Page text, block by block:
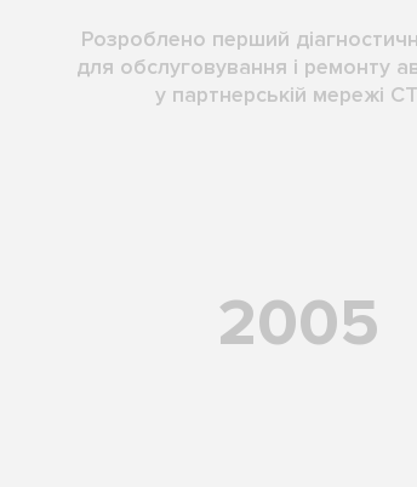
Розроблено перший
для обслуговування і ремонту
у партнерській мережі
2005